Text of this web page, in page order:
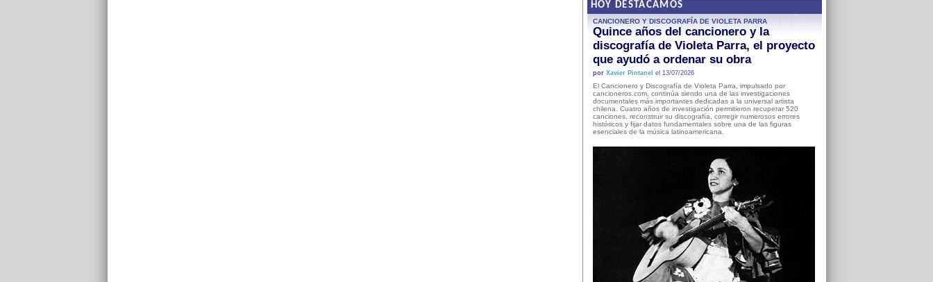
HOY DESTACAMOS
CANCIONERO Y DISCOGRAFÍA DE VIOLETA PARRA
Quince años del cancionero y la
discografía de Violeta Parra, el proyecto
que ayudó a ordenar su obra
por Xavier Pintanel el 13/07/2026
El Cancionero y Discografía de Violeta Parra, impulsado por
cancioneros.com, continúa siendo una de las investigaciones
documentales más importantes dedicadas a la universal artista
chilena. Cuatro años de investigación permitieron recuperar 520
canciones, reconstruir su discografía, corregir numerosos errores
históricos y fijar datos fundamentales sobre una de las figuras
esenciales de la música latinoamericana.